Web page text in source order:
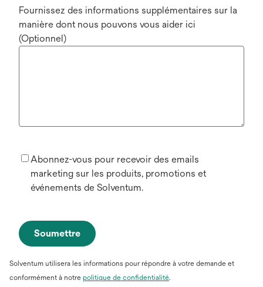
Fournissez des informations supplémentaires sur la
manière dont nous pouvons vous aider ici
(Optionnel)
Abonnez-vous pour recevoir des emails
marketing sur les produits, promotions et
événements de Solventum.
Soumettre
Solventum utilisera les informations pour répondre à votre demande et
conformément à notre politique de confidentialité.